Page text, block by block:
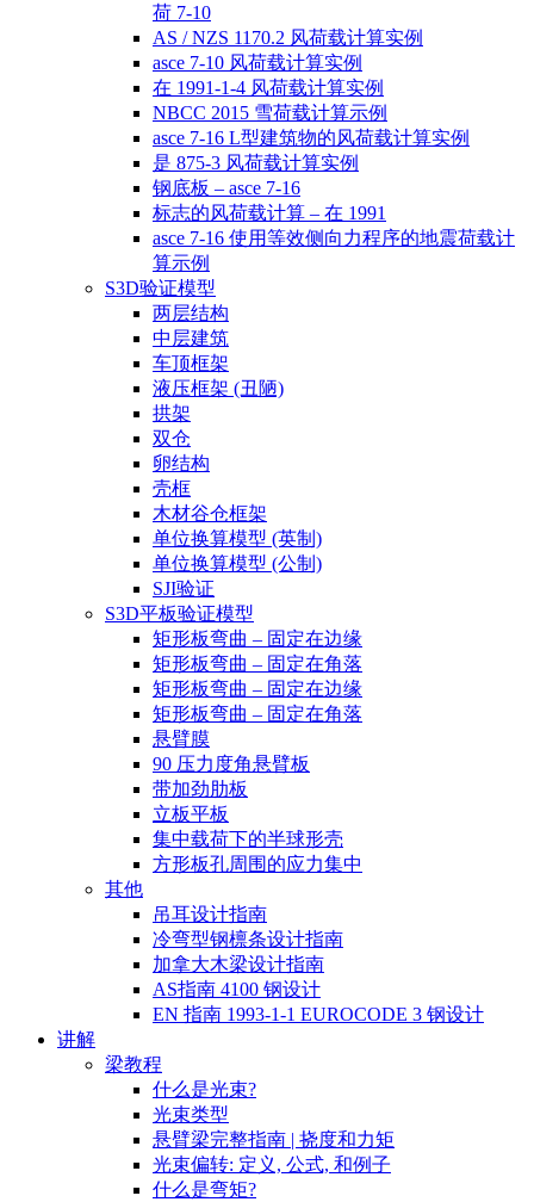
荷 7-10
AS / NZS 1170.2 风荷载计算实例
asce 7-10 风荷载计算实例
在 1991-1-4 风荷载计算实例
NBCC 2015 雪荷载计算示例
asce 7-16 L型建筑物的风荷载计算实例
是 875-3 风荷载计算实例
钢底板 – asce 7-16
标志的风荷载计算 – 在 1991
asce 7-16 使用等效侧向力程序的地震荷载计
算示例
S3D验证模型
两层结构
中层建筑
车顶框架
液压框架 (丑陋)
拱架
双仓
卵结构
壳框
木材谷仓框架
单位换算模型 (英制)
单位换算模型 (公制)
SJI验证
S3D平板验证模型
矩形板弯曲 – 固定在边缘
矩形板弯曲 – 固定在角落
矩形板弯曲 – 固定在边缘
矩形板弯曲 – 固定在角落
悬臂膜
90 压力度角悬臂板
带加劲肋板
立板平板
集中载荷下的半球形壳
方形板孔周围的应力集中
其他
吊耳设计指南
冷弯型钢檩条设计指南
加拿大木梁设计指南
AS指南 4100 钢设计
EN 指南 1993-1-1 EUROCODE 3 钢设计
讲解
梁教程
什么是光束?
光束类型
悬臂梁完整指南 | 挠度和力矩
光束偏转: 定义, 公式, 和例子
什么是弯矩?